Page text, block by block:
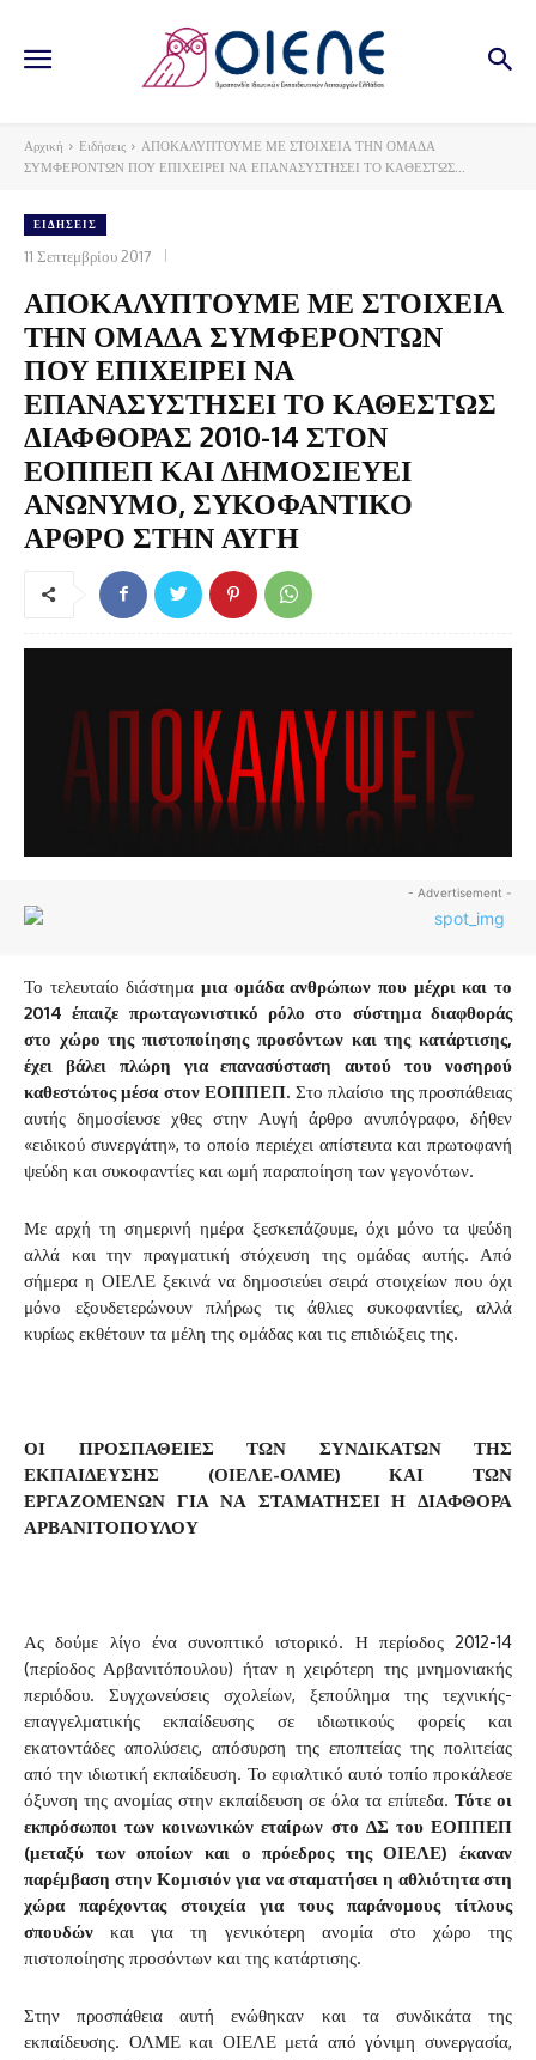
Αρχική Ειδήσεις
ΑΠΟΚΑΛΥΠΤΟΥΜΕ ΜΕ ΣΤΟΙΧΕΙΑ ΤΗΝ ΟΜΑΔΑ
ΣΥΜΦΕΡΟΝΤΩΝ ΠΟΥ ΕΠΙΧΕΙΡΕΙ ΝΑ ΕΠΑΝΑΣΥΣΤΗΣΕΙ ΤΟ ΚΑΘΕΣΤΩΣ...
ΕΙΔΉΣΕΙΣ
11 Σεπτεμβρίου 2017
ΑΠΟΚΑΛΥΠΤΟΥΜΕ ΜΕ ΣΤΟΙΧΕΙΑ
ΤΗΝ ΟΜΑΔΑ ΣΥΜΦΕΡΟΝΤΩΝ
ΠΟΥ ΕΠΙΧΕΙΡΕΙ ΝΑ
ΕΠΑΝΑΣΥΣΤΗΣΕΙ ΤΟ ΚΑΘΕΣΤΩΣ
ΔΙΑΦΘΟΡΑΣ 2010-14 ΣΤΟΝ
ΕΟΠΠΕΠ ΚΑΙ ΔΗΜΟΣΙΕΥΕΙ
ΑΝΩΝΥΜΟ, ΣΥΚΟΦΑΝΤΙΚΟ
ΑΡΘΡΟ ΣΤΗΝ ΑΥΓΗ
- Advertisement -
Το τελευταίο διάστημα μια ομάδα ανθρώπων που μέχρι και το
2014 έπαιζε πρωταγωνιστικό ρόλο στο σύστημα διαφθοράς
στο χώρο της πιστοποίησης προσόντων και της κατάρτισης,
έχει βάλει πλώρη για επανασύσταση αυτού του νοσηρού
καθεστώτος μέσα στον ΕΟΠΠΕΠ. Στο πλαίσιο της προσπάθειας
αυτής δημοσίευσε χθες στην Αυγή άρθρο ανυπόγραφο, δήθεν
«ειδικού συνεργάτη», το οποίο περιέχει απίστευτα και πρωτοφανή
ψεύδη και συκοφαντίες και ωμή παραποίηση των γεγονότων.
Με αρχή τη σημερινή ημέρα ξεσκεπάζουμε, όχι μόνο τα ψεύδη
αλλά και την πραγματική στόχευση της ομάδας αυτής. Από
σήμερα η ΟΙΕΛΕ ξεκινά να δημοσιεύει σειρά στοιχείων που όχι
μόνο εξουδετερώνουν πλήρως τις άθλιες συκοφαντίες, αλλά
κυρίως εκθέτουν τα μέλη της ομάδας και τις επιδιώξεις της.
ΟΙ ΠΡΟΣΠΑΘΕΙΕΣ ΤΩΝ ΣΥΝΔΙΚΑΤΩΝ ΤΗΣ
ΕΚΠΑΙΔΕΥΣΗΣ (ΟΙΕΛΕ-ΟΛΜΕ) ΚΑΙ ΤΩΝ
ΕΡΓΑΖΟΜΕΝΩΝ ΓΙΑ ΝΑ ΣΤΑΜΑΤΗΣΕΙ Η ΔΙΑΦΘΟΡΑ
ΑΡΒΑΝΙΤΟΠΟΥΛΟΥ
Ας δούμε λίγο ένα συνοπτικό ιστορικό. Η περίοδος 2012-14
(περίοδος Αρβανιτόπουλου) ήταν η χειρότερη της μνημονιακής
περιόδου. Συγχωνεύσεις σχολείων, ξεπούλημα της τεχνικής-
επαγγελματικής εκπαίδευσης σε ιδιωτικούς φορείς και
εκατοντάδες απολύσεις, απόσυρση της εποπτείας της πολιτείας
από την ιδιωτική εκπαίδευση. Το εφιαλτικό αυτό τοπίο προκάλεσε
όξυνση της ανομίας στην εκπαίδευση σε όλα τα επίπεδα. Τότε οι
εκπρόσωποι των κοινωνικών εταίρων στο ΔΣ του ΕΟΠΠΕΠ
(μεταξύ των οποίων και ο πρόεδρος της ΟΙΕΛΕ) έκαναν
παρέμβαση στην Κομισιόν για να σταματήσει η αθλιότητα στη
χώρα παρέχοντας στοιχεία για τους παράνομους τίτλους
σπουδών και για τη γενικότερη ανομία στο χώρο της
πιστοποίησης προσόντων και της κατάρτισης.
Στην προσπάθεια αυτή ενώθηκαν και τα συνδικάτα της
εκπαίδευσης. ΟΛΜΕ και ΟΙΕΛΕ μετά από γόνιμη συνεργασία,